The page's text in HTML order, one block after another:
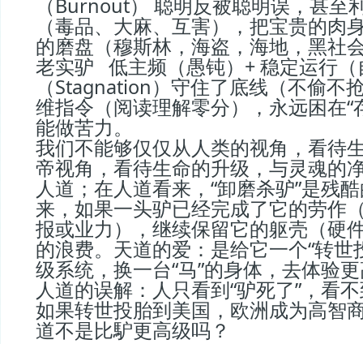
（Burnout） 聪明反被聪明误，甚至
（毒品、大麻、互害），把宝贵的肉
的磨盘（穆斯林，海盗，海地，黑社
老实驴   低主频（愚钝）+ 稳定运行
（Stagnation）守住了底线（不偷不
维指令（阅读理解零分），永远困在“
能做苦力。
我们不能够仅仅从人类的视角，看待
帝视角，看待生命的升级，与灵魂的
人道；在人道看来，“卸磨杀驴”是残
来，如果一头驴已经完成了它的劳作
报或业力），继续保留它的躯壳（硬
的浪费。天道的爱：是给它一个“转世
级系统，换一台“马”的身体，去体验
人道的误解：人只看到“驴死了”，看
如果转世投胎到美国，欧洲成为高智
道不是比馿更高级吗？